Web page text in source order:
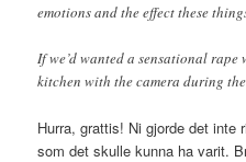
emotions and the effect these
If we’d wanted a sensational
kitchen with the camera during
Hurra, grattis! Ni gjorde det
som det skulle kunna ha varit.